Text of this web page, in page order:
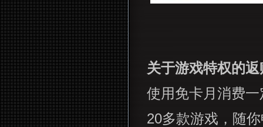
关于游戏特权的
使用免卡月消费
20多款游戏，随